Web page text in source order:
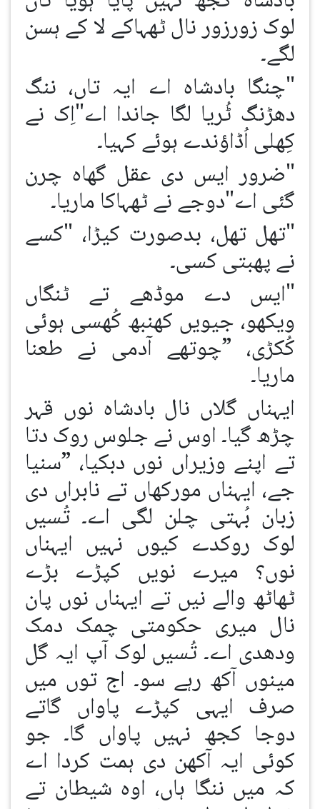
لوک زورزور نال ٹھہاکے لا کے ہسن
لگے۔
"چنگا بادشاہ اے ایہ تاں، ننگ
دھڑنگ ٹُریا لگا جاندا اے"اِک نے
کِھلی اُڈاؤندے ہوئے کہیا۔
"ضرور ایس دی عقل گھاہ چرن
گئی اے"دوجے نے ٹھہاکا ماریا۔
"تھل تھل، بدصورت کیڑا، "کسے
نے پھبتی کسی۔
"ایس دے موڈھے تے ٹنگاں
ویکھو، جیویں کھنبھ کُھسی ہوئی
کُکڑی، ”چوتھے آدمی نے طعنا
ماریا۔
ایہناں گلاں نال بادشاہ نوں قہر
چڑھ گیا۔ اوس نے جلوس روک دتا
تے اپنے وزیراں نوں دبکیا، ”سنیا
جے، ایہناں مورکھاں تے نابراں دی
زبان بُہتی چلن لگی اے۔ تُسیں
لوک روکدے کیوں نہیں ایہناں
نوں؟ میرے نویں کپڑے بڑے
ٹھاٹھ والے نیں تے ایہناں نوں پان
نال میری حکومتی چمک دمک
ودھدی اے۔ تُسیں لوک آپ ایہ گل
مینوں آکھ رہے سو۔ اج توں میں
صرف ایہی کپڑے پاواں گاتے
دوجا کجھ نہیں پاواں گا۔ جو
کوئی ایہ آکھن دی ہمت کردا اے
کہ میں ننگا ہاں، اوہ شیطان تے